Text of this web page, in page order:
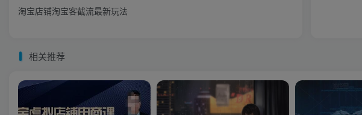
淘宝店铺淘宝客截流最新玩法
相关推荐